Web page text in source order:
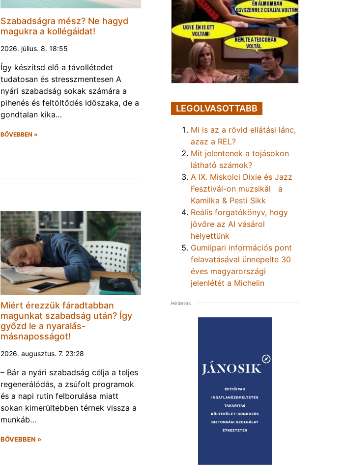
Szabadságra mész? Ne hagyd
magukra a kollégáidat!
2026. július. 8. 18:55
Így készítsd elő a távollétedet
tudatosan és stresszmentesen A
nyári szabadság sokak számára a
pihenés és feltöltődés időszaka, de a
gondtalan kika…
BŐVEBBEN »
Miért érezzük fáradtabban
magunkat szabadság után? Így
győzd le a nyaralás-
másnaposságot!
2026. augusztus. 7. 23:28
– Bár a nyári szabadság célja a teljes
regenerálódás, a zsúfolt programok
és a napi rutin felborulása miatt
sokan kimerültebben térnek vissza a
munkáb…
BŐVEBBEN »
LEGOLVASOTTABB
Mi is az a rövid ellátási lánc,
azaz a REL?
Mit jelentenek a tojásokon
látható számok?
A IX. Miskolci Dixie és Jazz
Fesztivál-on muzsikál a
Kamilka & Pesti Sikk
Reális forgatókönyv, hogy
jövőre az AI vásárol
helyettünk
Gumiipari információs pont
felavatásával ünnepelte 30
éves magyarországi
jelenlétét a Michelin
Hirdetés